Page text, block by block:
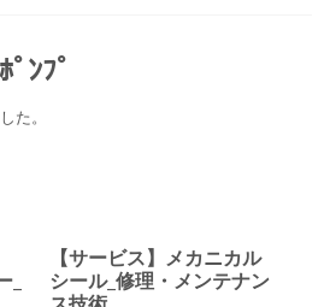
ﾝﾌﾟ
た。
【サービス】メカニカル
シール_修理・メンテナン